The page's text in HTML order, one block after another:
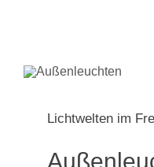
Lichtwelten im